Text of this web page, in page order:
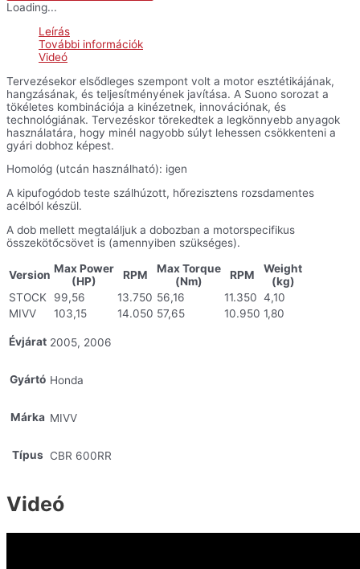
kipufogó
CBR600RR
mennyiség
Loading...
Leírás
További információk
Videó
Tervezésekor elsődleges szempont volt a motor esztétikájának,
hangzásának, és teljesítményének javítása. A Suono sorozat a
tökéletes kombinációja a kinézetnek, innovációnak, és
technológiának. Tervezéskor törekedtek a legkönnyebb anyagok
használatára, hogy minél nagyobb súlyt lehessen csökkenteni a
gyári dobhoz képest.
Homológ (utcán használható): igen
A kipufogódob teste szálhúzott, hőrezisztens rozsdamentes
acélból készül.
A dob mellett megtaláljuk a dobozban a motorspecifikus
összekötőcsövet is (amennyiben szükséges).
Version Max Power
(HP)
RPM
Max Torque
(Nm)
RPM
Weight
(kg)
STOCK
99,56 13.750 56,16 11.350 4,10
MIVV
103,15 14.050 57,65 10.950 1,80
Évjárat 2005, 2006
Gyártó Honda
Márka MIVV
Típus CBR 600RR
Videó